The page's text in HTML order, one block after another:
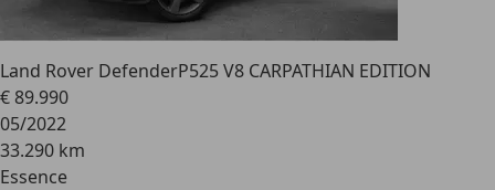
Land Rover DefenderP525 V8 CARPATHIAN EDITION
€ 89.990
05/2022
33.290 km
Essence